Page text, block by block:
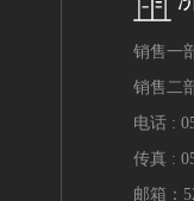
销售一
销售二
电话 :
传真 :
邮箱：